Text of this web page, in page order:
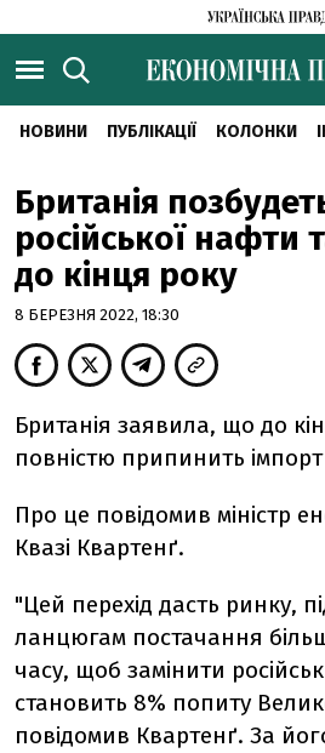
НОВИНИ ПУБЛІКАЦІЇ КОЛОНКИ
Британія
російської нафти
до кінця року
8 БЕРЕЗНЯ 2022, 18:30
Британія заявила, що до
повністю припинить
Про це повідомив міністр
Квазі Квартенґ.
"Цей перехід дасть ринку,
ланцюгам постачання
часу, щоб замінити
становить 8% попиту
повідомив Квартенґ. За